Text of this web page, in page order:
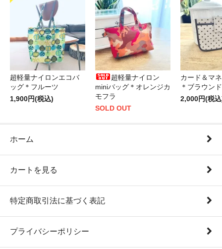
超軽量ナイロンエコバ
ッグ＊フルーツ
1,900円(税込)
超軽量ナイロン
miniバッグ＊オレンジカ
モフラ
SOLD OUT
カード＆マ
＊ブラウン
2,000円(税
ホーム
カートを見る
特定商取引法に基づく表記
プライバシーポリシー